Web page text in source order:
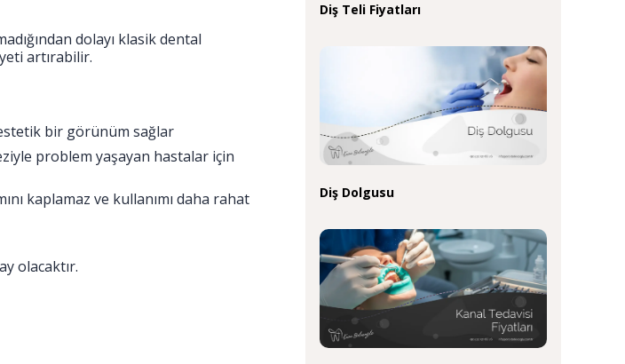
dolayı klasik dental
artırabilir.
estetik bir görünüm sağlar
problem yaşayan hastalar için
kaplamaz ve kullanımı daha rahat
olacaktır.
Diş Teli Fiyatları
Diş Dolgusu